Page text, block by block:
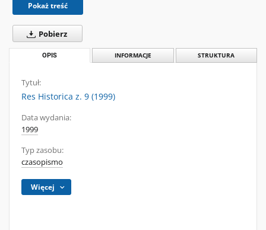
Pokaż treść
Pobierz
OPIS INFORMACJE STRUKTURA
Tytuł:
Res Historica z. 9 (1999)
Data wydania:
1999
Typ zasobu:
czasopismo
Więcej